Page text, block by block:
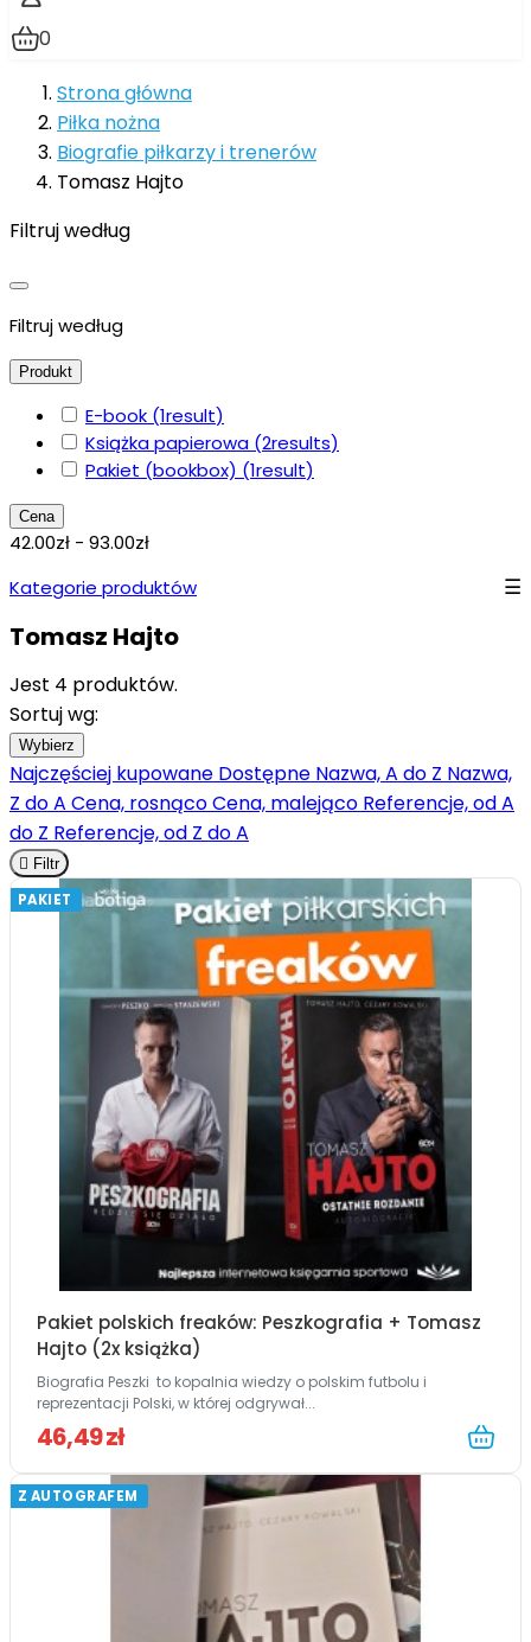
0
Strona główna
Piłka nożna
Biografie piłkarzy i trenerów
Tomasz Hajto
Filtruj według
Filtruj według
Produkt
E-book (1result)
Książka papierowa (2results)
Pakiet (bookbox) (1result)
Cena
42.00zł - 93.00zł
Kategorie produktów
Tomasz Hajto
Jest 4 produktów.
Sortuj wg:
Wybierz
Najczęściej kupowane Dostępne Nazwa, A do Z Nazwa,
Z do A Cena, rosnącoCena, malejąco Referencje, od A
do Z Referencje, od Z do A
 Filtr
PAKIET
Pakiet polskich freaków: Peszkografia + Tomasz
Hajto (2x książka)
Biografia Peszki to kopalnia wiedzy o polskim futbolu i
reprezentacji Polski, w której odgrywał...
46,49 zł
Z AUTOGRAFEM